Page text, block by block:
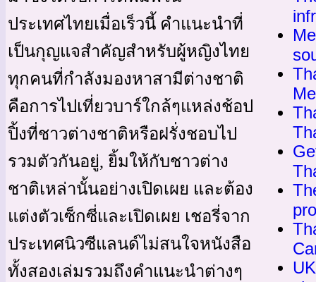
ประเทศไทยเมื่อเร็วนี้ คำแนะนำที่
เป็นกุญแจสำคัญสำหรับผู้หญิงไทย
ทุกคนที่กำลังมองหาสามีต่างชาติ
คือการไปเที่ยวบาร์ใกล้ๆแหล่งช้อป
ปิ้งที่ชาวต่างชาติหรือฝรั่งชอบไป
รวมตัวกันอยู่, ยิ้มให้กับชาวต่าง
ชาติเหล่านั้นอย่างเปิดเผย และต้อง
แต่งตัวเซ็กซี่และเปิดเผย เชอรี่จาก
ประเทศนิวซีแลนด์ไม่สนใจหนังสือ
ทั้งสองเล่มรวมถึงคำแนะนำต่างๆ